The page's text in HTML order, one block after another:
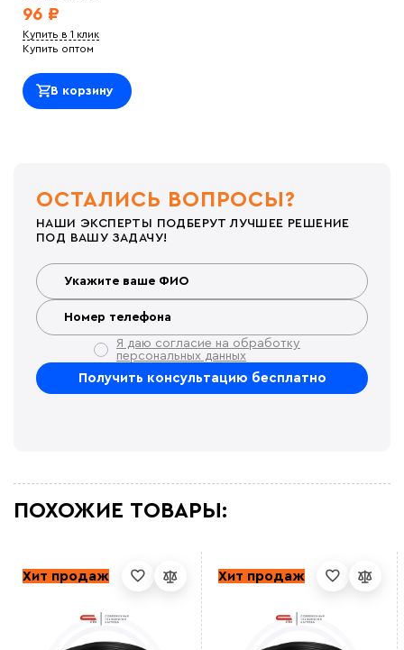
96 ₽
Купить в 1 клик
Купить оптом
В корзину
ОСТАЛИСЬ ВОПРОСЫ?
НАШИ ЭКСПЕРТЫ ПОДБЕРУТ ЛУЧШЕЕ РЕШЕНИЕ
ПОД ВАШУ ЗАДАЧУ!
Я даю согласие на обработку
персональных данных
ПОХОЖИЕ ТОВАРЫ:
Хит продаж Хит продаж